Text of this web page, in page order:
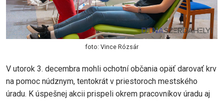
foto: Vince Rózsár
V utorok 3. decembra mohli ochotní občania opäť darovať krv
na pomoc núdznym, tentokrát v priestoroch mestského
úradu. K úspešnej akcii prispeli okrem pracovníkov úradu aj